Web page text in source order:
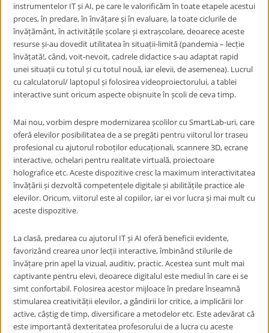
instrumentelor IT și AI, pe care le valorificăm în toate etapele acestui
proces, în predare, în învățare și în evaluare, la toate ciclurile de
învățământ, în activitățile școlare și extrașcolare, deoarece aceste
resurse și-au dovedit utilitatea în situații-limită (pandemia – lecție
învățată!, când, voit-nevoit, cadrele didactice s-au adaptat rapid
unei situații cu totul și cu totul nouă, iar elevii, de asemenea). Lucrul
cu calculatorul/ laptopul și folosirea videoproiectorului, a tablei
interactive sunt oricum aspecte obișnuite în școli de ceva timp.
Mai nou, vorbim despre modernizarea școlilor cu SmartLab-uri, care
oferă elevilor posibilitatea de a se pregăti pentru viitorul lor traseu
profesional cu ajutorul roboților educaționali, scannere 3D, ecrane
interactive, ochelari pentru realitate virtuală, proiectoare
holografice etc. Aceste dispozitive cresc la maximum interactivitatea
învățării și dezvoltă competențele digitale și abilitățile practice ale
elevilor. Oricum, viitorul este al copiilor, iar ei vor lucra și mai mult cu
aceste dispozitive.
La clasă, predarea cu ajutorul IT și AI oferă beneficii evidente,
favorizând crearea unor lecții interactive, îmbinând stilurile de
învățare prin apel la vizual, auditiv, practic. Acestea sunt mult mai
captivante pentru elevi, deoarece digitalul este mediul în care ei se
simt confortabil. Folosirea acestor mijloace în predare înseamnă
stimularea creativității elevilor, a gândirii lor critice, a implicării lor
active, câștig de timp, diversificare a metodelor etc. Este adevărat că
este importantă dexteritatea profesorului de a lucra cu aceste